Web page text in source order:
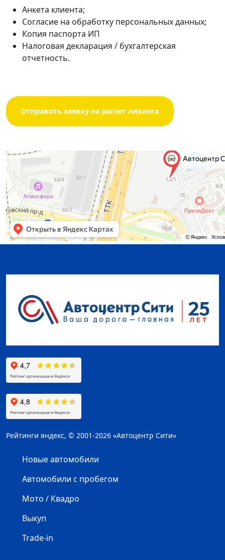
Анкета клиента;
Согласие на обработку персональных данных;
Копия паспорта ИП
Налоговая декларация / бухгалтерская
отчетность.
Отправить заявку на расчет лизинга
Рейтинги яндекс, © 2001-2026 «Автоцентр Сити»
Новые автомобили
Автомобили с пробегом
Мото / Квадро
Выкуп
Trade-in